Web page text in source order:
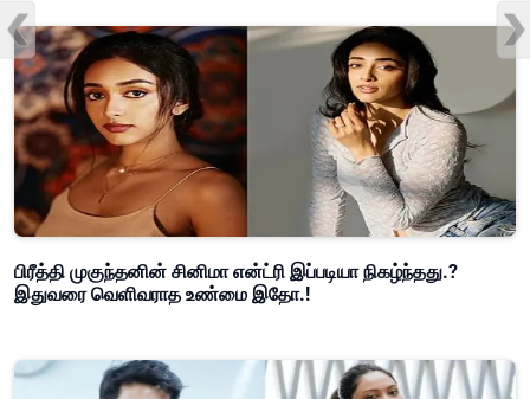
பிரீத்தி முகுந்தனின் சினிமா என்ட்ரி இப்படியா நிகழ்ந்தது.?
இதுவரை வெளிவராத உண்மை இதோ.!